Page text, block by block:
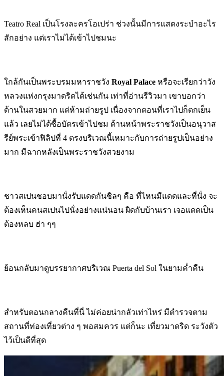
Teatro Real เป็นโรงละครโอเปร่า ช่วงนั้นมีการแสดงระบำอะไร
สักอย่าง แต่เราไม่ได้เข้าไปชมนะ
ใกล้กันเป็นพระบรมมหาราชวัง Royal Palace หรือจะเรียกว่าวัง
หลวงแห่งกรุงมาดริดได้เช่นกัน เท่าที่อ่านรีวิวมา เขาบอกว่า
ด้านในสวยมาก แต่ห้ามถ่ายรูป เนื่องจากตอนที่เราไปก็ตกเย็น
แล้ว เลยไม่ได้ซื้อบัตรเข้าไปชม ด้านหน้าพระราชวังเป็นอนุวาส
รีย์พระเข้าฟิลิปที่ 4 ตรงบริเวณนี้เหมาะกับการถ่ายรูปเป็นอย่าง
มาก มีฉากหลังเป็นพระราชวังสวยงาม
ชาวสเปนชอบมานั่งรับแดดกันชิลๆ คือ ที่ไหนมีแดดและที่นั่ง จะ
ต้องเห็นคนสเปนไปนั่งอย่างแน่นอน ผิดกับบ้านเรา เจอแดดเป็น
ต้องหลบ ฮ่า ๆๆ
ย้อนกลับมาดูบรรยากาศบริเวณ Puerta del Sol ในยามค่ำคืน
สำหรับตอนกลางคืนที่นี่ ไม่ค่อยน่ากลัวเท่าไหร่ มีตำรวจตาม
สถานที่ท่องเที่ยวต่าง ๆ พอสมควร แต่ก็นะ เที่ยวมาดริด ระวังตัว
ไว้เป็นดีที่สุด